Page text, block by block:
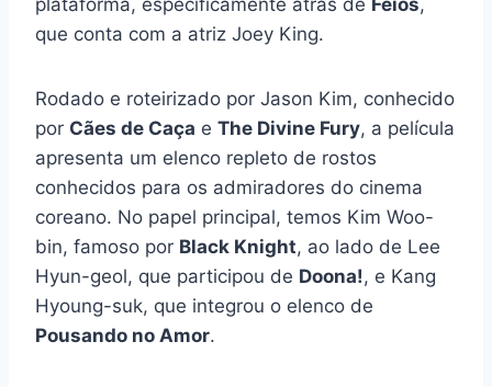
que conta com a atriz Joey King.
Rodado e roteirizado por Jason Kim, conhecido
por Cães de Caça e The Divine Fury, a película
apresenta um elenco repleto de rostos
conhecidos para os admiradores do cinema
coreano. No papel principal, temos Kim Woo-
bin, famoso por Black Knight, ao lado de Lee
Hyun-geol, que participou de Doona! , e Kang
Hyoung-suk, que integrou o elenco de
Pousando no Amor.